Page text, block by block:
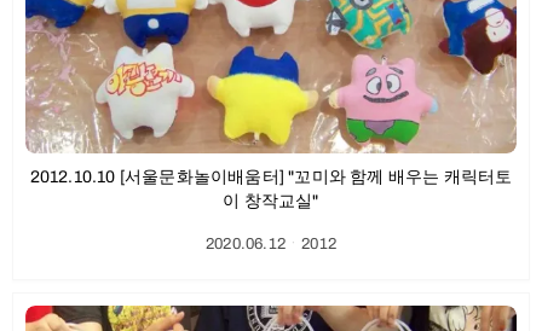
2012.10.10 [서울문화놀이배움터] "꼬미와 함께 배우는 캐릭터토
이 창작교실"
2020.06.12ㆍ2012